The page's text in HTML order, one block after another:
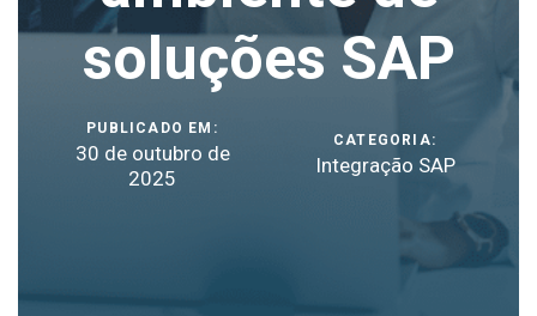
soluções SAP
PUBLICADO EM:
30 de outubro de
2025
CATEGORIA:
Integração SAP